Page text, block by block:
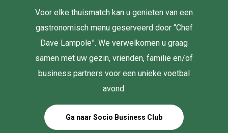
Voor elke thuismatch kan u genieten van een
gastronomisch menu geserveerd door “Chef
Dave Lampole”. We verwelkomen u graag
samen met uw gezin, vrienden, familie en/of
business partners voor een unieke voetbal
avond.
Ga naar Socio Business Club